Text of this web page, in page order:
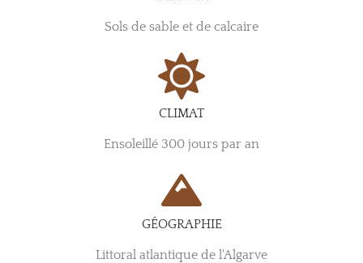
Sols de sable et de calcaire
CLIMAT
Ensoleillé 300 jours par an
GÉOGRAPHIE
Littoral atlantique de l'Algarve